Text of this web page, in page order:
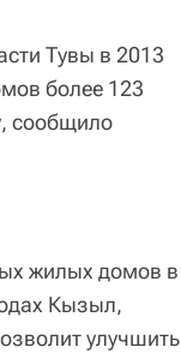
Тувы в 2013
более 123
сообщило
жилых домов в
Кызыл,
улучшить